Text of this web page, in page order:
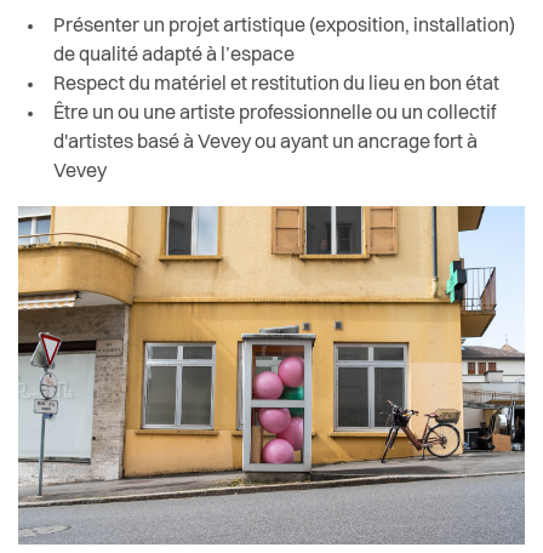
Présenter un projet artistique (exposition, installation)
de qualité adapté à l’espace
Respect du matériel et restitution du lieu en bon état
Être un ou une artiste professionnelle ou un collectif
d'artistes basé à Vevey ou ayant un ancrage fort à
Vevey